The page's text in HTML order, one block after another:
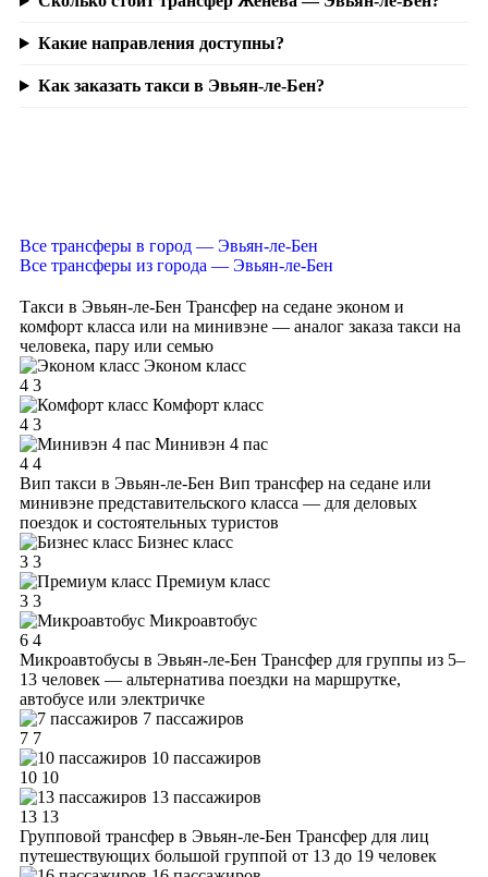
Какие направления доступны?
Как заказать такси в Эвьян-ле-Бен?
Все трансферы в город — Эвьян-ле-Бен
Все трансферы из города — Эвьян-ле-Бен
Такси в Эвьян-ле-Бен Трансфер на седане эконом и
комфорт класса или на минивэне — аналог заказа такси на
человека, пару или семью
Эконом класс
4 3
Комфорт класс
4 3
Минивэн 4 пас
4 4
Вип такси в Эвьян-ле-Бен Вип трансфер на седане или
минивэне представительского класса — для деловых
поездок и состоятельных туристов
Бизнес класс
3 3
Премиум класс
3 3
Микроавтобус
6 4
Микроавтобусы в Эвьян-ле-Бен Трансфер для группы из 5–
13 человек — альтернатива поездки на маршрутке,
автобусе или электричке
7 пассажиров
7 7
10 пассажиров
10 10
13 пассажиров
13 13
Групповой трансфер в Эвьян-ле-Бен Трансфер для лиц
путешествующих большой группой от 13 до 19 человек